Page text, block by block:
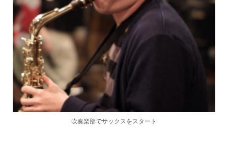
吹奏楽部でサックスをスタート